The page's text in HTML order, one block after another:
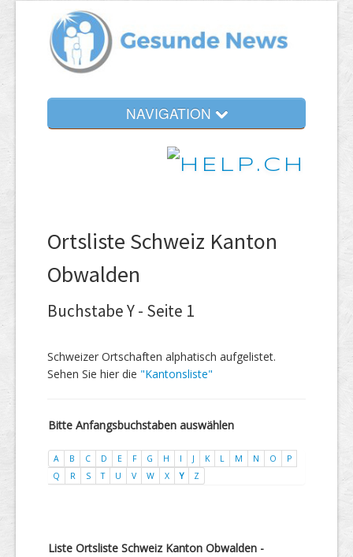
NAVIGATION
Ortsliste Schweiz Kanton
Obwalden
Buchstabe Y - Seite 1
Schweizer Ortschaften alphatisch aufgelistet.
Sehen Sie hier die "Kantonsliste"
Bitte Anfangsbuchstaben auswählen
A B C D E F G H I J K L M N O
P
Q
R S T U V W X Y Z
Liste Ortsliste Schweiz Kanton Obwalden -